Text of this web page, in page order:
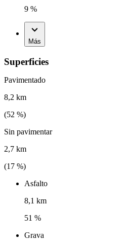
9 %
Más
Superficies
Pavimentado
8,2 km
(52 %)
Sin pavimentar
2,7 km
(17 %)
Asfalto
8,1 km
51 %
Grava